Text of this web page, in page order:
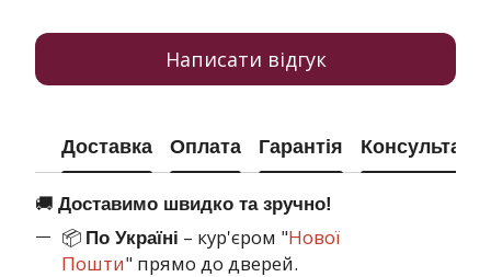
Написати відгук
Доставка Оплата Гарантія Консультація
🚚 Доставимо швидко та зручно!
📦 По Україні – кур'єром "Нової
Пошти" прямо до дверей.